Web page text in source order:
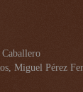
Miguel Pérez